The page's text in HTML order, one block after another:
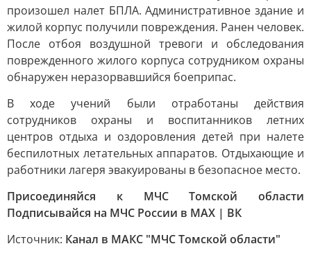
произошел налет БПЛА. Административное здание и
жилой корпус получили повреждения. Ранен человек.
После отбоя воздушной тревоги и обследования
поврежденного жилого корпуса сотрудником охраны
обнаружен неразорвавшийся боеприпас.
В ходе учений были отработаны действия
сотрудников охраны и воспитанников летних
центров отдыха и оздоровления детей при налете
беспилотных летательных аппаратов. Отдыхающие и
работники лагеря эвакуированы в безопасное место.
Присоединяйся к МЧС Томской области
Подписывайся на МЧС России в MAX | ВК
Источник: Канал в МАКС "МЧС Томской области"